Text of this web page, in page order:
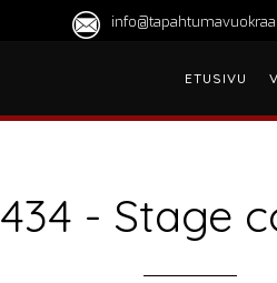
ETUSIVU
434 - Stage